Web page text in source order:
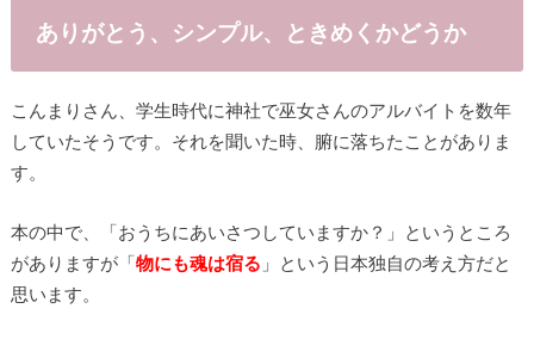
ありがとう、シンプル、ときめくかどうか
こんまりさん、学生時代に神社で巫女さんのアルバイトを数年
していたそうです。それを聞いた時、腑に落ちたことがありま
す。
本の中で、「おうちにあいさつしていますか？」というところ
がありますが「物にも魂は宿る 」という日本独自の考え方だと
思います。